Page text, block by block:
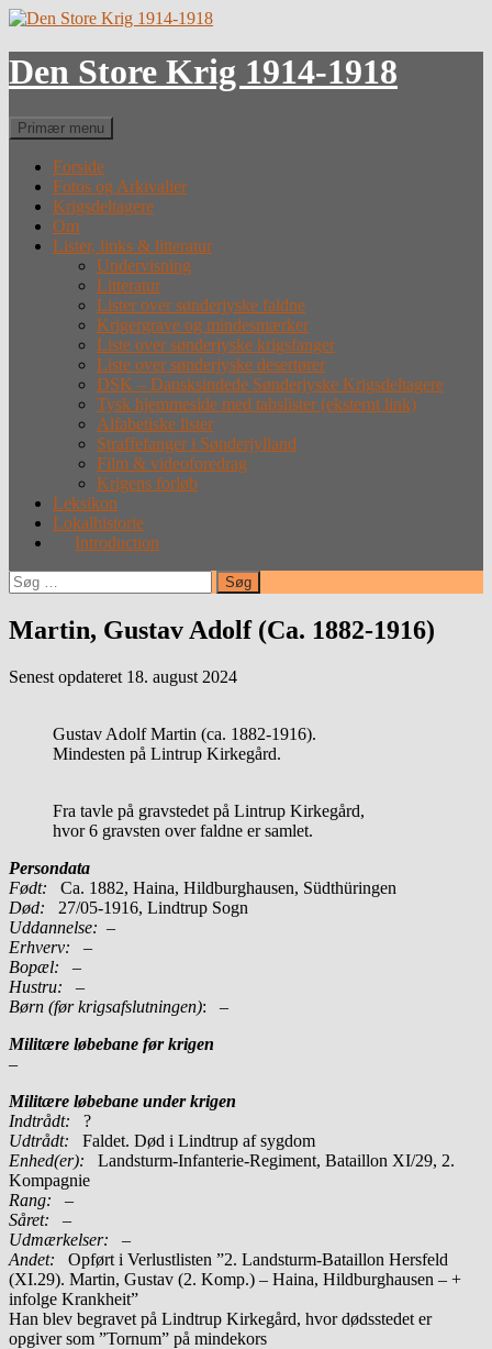
Hop
indhold
Den Store Krig 1914-1918
Søg
Primær menu
Forside
Fotos og Arkivalier
Krigsdeltagere
Om
Lister, links & litteratur
Undervisning
Litteratur
Lister over sønderjyske faldne
Krigergrave og mindesmærker
Liste over sønderjyske krigsfanger
Liste over sønderjyske desertører
DSK – Dansksindede Sønderjyske Krigsdeltagere
Tysk hjemmeside med tabslister (eksternt link)
Alfabetiske lister
Straffefanger i Sønderjylland
Film & videoforedrag
Krigens forløb
Leksikon
Lokalhistorie
Introduction
Søg
efter:
Martin, Gustav Adolf (Ca. 1882-1916)
Senest opdateret 18. august 2024
Gustav Adolf Martin (ca. 1882-1916).
Mindesten på Lintrup Kirkegård.
Fra tavle på gravstedet på Lintrup Kirkegård,
hvor 6 gravsten over faldne er samlet.
Persondata
Født: Ca. 1882, Haina, Hildburghausen, Südthüringen
Død: 27/05-1916, Lindtrup Sogn
Uddannelse: –
Erhverv: –
Bopæl: –
Hustru: –
Børn (før krigsafslutningen): –
Militære løbebane før krigen
–
Militære løbebane under krigen
Indtrådt: ?
Udtrådt: Faldet. Død i Lindtrup af sygdom
Enhed(er):
Landsturm-Infanterie-Regiment, Bataillon XI/29, 2.
Kompagnie
Rang:
–
Såret: –
Udmærkelser: –
Andet: Opført i Verlustlisten ”2. Landsturm-Bataillon Hersfeld
(XI.29). Martin, Gustav (2. Komp.) – Haina, Hildburghausen – +
infolge Krankheit”
Han blev begravet på Lindtrup Kirkegård, hvor dødsstedet er
opgiver som ”Tornum” på mindekors